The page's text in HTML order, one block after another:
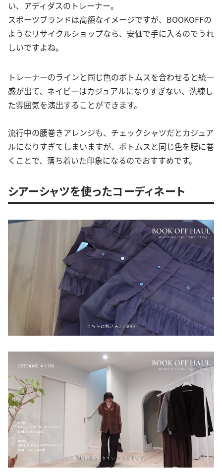
い、アディダスのトレーナー。
スポーツブランドは高額なイメージですが、BOOKOFFの
ようなリサイクルショップなら、安価で手に入るのでうれ
しいですよね。
トレーナーのラインと同じ色のボトムスを合わせると統一
感が出て、ネイビーはカジュアルになりすぎない、洗練し
た雰囲気を演出することができます。
流行中の腰巻きアレンジも、チェックシャツだとカジュア
ルになりすぎてしまいますが、ボトムスと同じ色を腰に巻
くことで、落ち着いた印象になるのでおすすめです。
シアーシャツを使ったコーディネート